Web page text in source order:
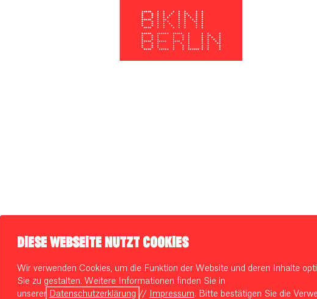
DIESE WEBSEITE NUTZT COOKIES
Wir verwenden Cookies, um die Funktion der Website und deren Inhalte
Sie zu gestalten. Weitere Informationen finden Sie in
unserer Datenschutzerklärung // Impressum. Bitte bestätigen Sie die